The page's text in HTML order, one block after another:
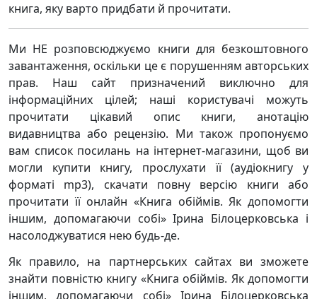
книга, яку варто придбати й прочитати.
Ми НЕ розповсюджуємо книги для безкоштовного
завантаження, оскільки це є порушенням авторських
прав. Наш сайт призначений виключно для
інформаційних цілей; наші користувачі можуть
прочитати цікавий опис книги, анотацію
видавництва або рецензію. Ми також пропонуємо
вам список посилань на інтернет-магазини, щоб ви
могли купити книгу, прослухати її (аудіокнигу у
форматі mp3), скачати повну версію книги або
прочитати її онлайн «Книга обіймів. Як допомогти
іншим, допомагаючи собі» Ірина Білоцерковська і
насолоджуватися нею будь-де.
Як правило, на партнерських сайтах ви зможете
знайти повністю книгу «Книга обіймів. Як допомогти
іншим, допомагаючи собі» Ірина Білоцерковська